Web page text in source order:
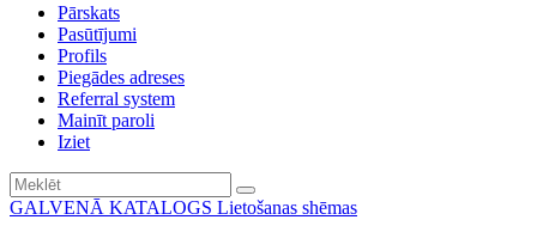
Pārskats
Pasūtījumi
Profils
Piegādes adreses
Referral system
Mainīt paroli
Iziet
GALVENĀ KATALOGS Lietošanas shēmas